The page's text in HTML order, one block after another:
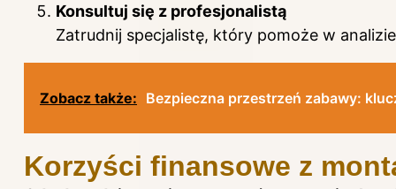
Konsultuj się z profesjonalistą
Zatrudnij specjalistę, który pomoże w
Zobacz także: Bezpieczna przestrzeń zabawy:
Korzyści finansowe z